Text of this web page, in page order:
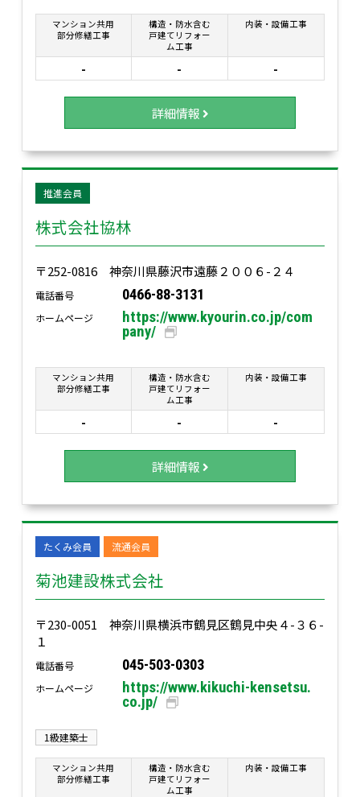
マンション共用
部分修繕工事
構造・防水含む
戸建てリフォー
ム工事
内装・設備工事
- - -
詳細情報
株式会社協林
推進会員
〒252-0816 神奈川県藤沢市遠藤２００６-２４
電話番号 0466-88-3131
ホームページ
https://www.kyourin.co.jp/com
pany/
マンション共用
部分修繕工事
構造・防水含む
戸建てリフォー
ム工事
内装・設備工事
- - -
詳細情報
菊池建設株式会社
たくみ会員 流通会員
〒230-0051 神奈川県横浜市鶴見区鶴見中央４-３６-
１
電話番号 045-503-0303
ホームページ
https://www.kikuchi-kensetsu.
co.jp/
1級建築士
マンション共用
部分修繕工事
構造・防水含む
戸建てリフォー
ム工事
内装・設備工事